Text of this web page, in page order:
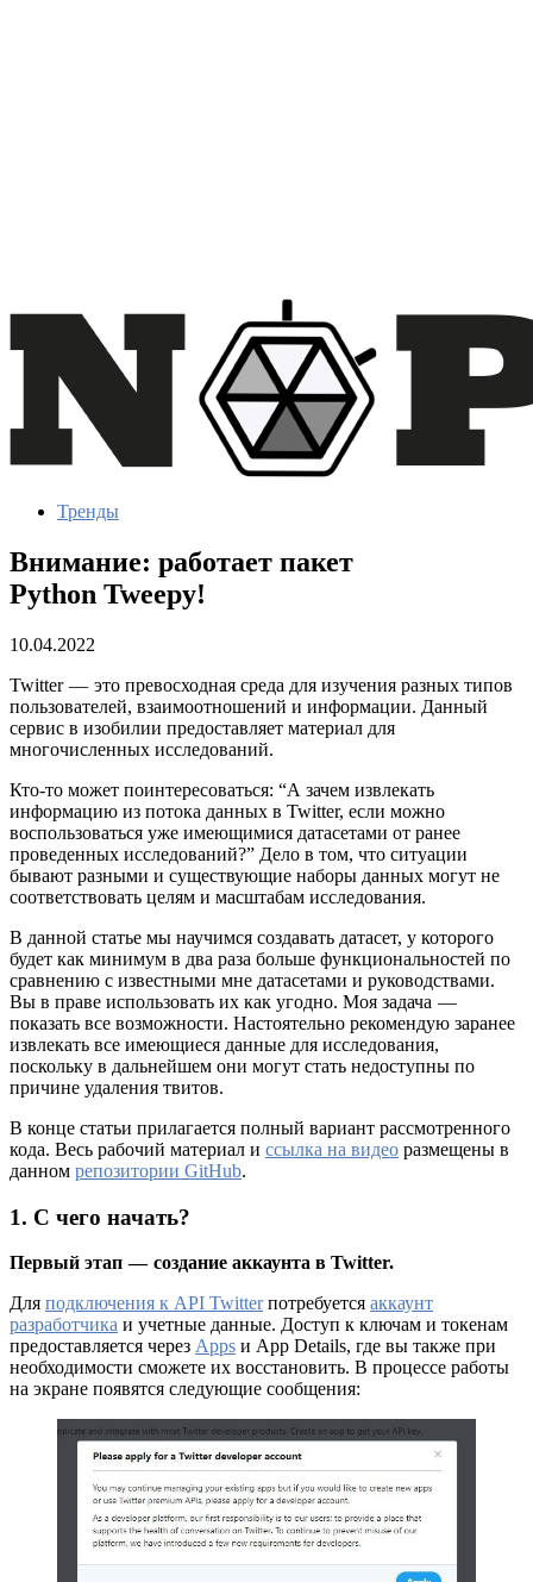
Тренды
Внимание: работает пакет
Python Tweepy!
10.04.2022
Twitter — это превосходная среда для изучения разных типов
пользователей, взаимоотношений и информации. Данный
сервис в изобилии предоставляет материал для
многочисленных исследований.
Кто-то может поинтересоваться: “А зачем извлекать
информацию из потока данных в Twitter, если можно
воспользоваться уже имеющимися датасетами от ранее
проведенных исследований?” Дело в том, что ситуации
бывают разными и существующие наборы данных могут не
соответствовать целям и масштабам исследования.
В данной статье мы научимся создавать датасет, у которого
будет как минимум в два раза больше функциональностей по
сравнению с известными мне датасетами и руководствами.
Вы в праве использовать их как угодно. Моя задача —
показать все возможности. Настоятельно рекомендую заранее
извлекать все имеющиеся данные для исследования,
поскольку в дальнейшем они могут стать недоступны по
причине удаления твитов.
В конце статьи прилагается полный вариант рассмотренного
кода. Весь рабочий материал и ссылка на видео размещены в
данном репозитории GitHub.
1. С чего начать?
Первый этап — создание аккаунта в Twitter.
Для подключения к API Twitterпотребуется аккаунт
разработчика и учетные данные. Доступ к ключам и токенам
предоставляется через Apps и App Details, где вы также при
необходимости сможете их восстановить. В процессе работы
на экране появятся следующие сообщения: